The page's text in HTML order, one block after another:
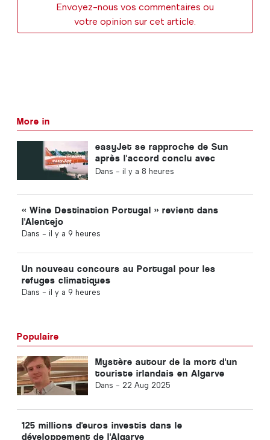
Envoyez-nous vos commentaires ou
votre opinion sur cet article.
More in
easyJet se rapproche de Sun
après l'accord conclu avec
Apollo
Dans - il y a 8 heures
« Wine Destination Portugal » revient dans
l'Alentejo
Dans - il y a 9 heures
Un nouveau concours au Portugal pour les
refuges climatiques
Dans - il y a 9 heures
Populaire
Mystère autour de la mort d'un
touriste irlandais en Algarve
Dans - 22 Aug 2025
125 millions d'euros investis dans le
développement de l'Algarve